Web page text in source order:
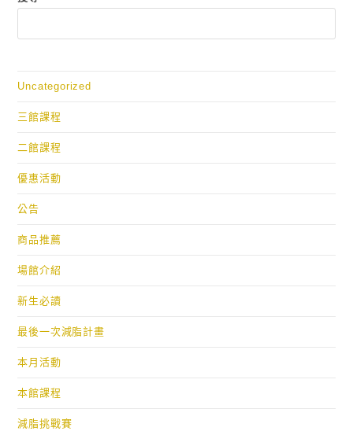
Uncategorized
三館課程
二館課程
優惠活動
公告
商品推薦
場館介紹
新生必讀
最後一次減脂計畫
本月活動
本館課程
減脂挑戰賽